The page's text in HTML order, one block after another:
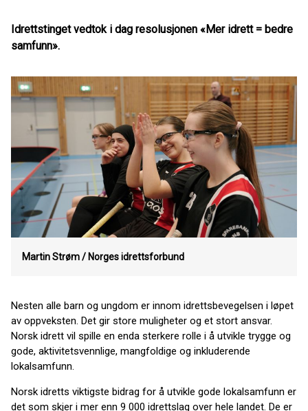
Idrettstinget vedtok i dag resolusjonen «Mer idrett = bedre
samfunn».
Martin Strøm / Norges idrettsforbund
Nesten alle barn og ungdom er innom idrettsbevegelsen i løpet
av oppveksten. Det gir store muligheter og et stort ansvar.
Norsk idrett vil spille en enda sterkere rolle i å utvikle trygge og
gode, aktivitetsvennlige, mangfoldige og inkluderende
lokalsamfunn.
Norsk idretts viktigste bidrag for å utvikle gode lokalsamfunn er
det som skjer i mer enn 9 000 idrettslag over hele landet. De er